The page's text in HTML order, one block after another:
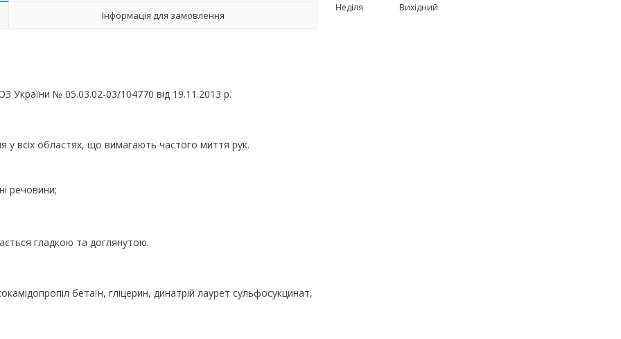
Інформація для замовлення
України № 05.03.02-03/104770 від 19.11.2013 р.
у всіх областях, що вимагають частого миття рук.
речовини;
гладкою та доглянутою.
бетаїн, гліцерин, динатрій лаурет сульфосукцинат,
Неділя
Вихідний